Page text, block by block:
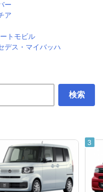
ー
ア
トモビル
デス・マイバッハ
検索